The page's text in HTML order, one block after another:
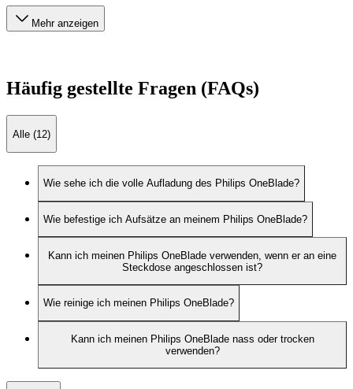
Mehr anzeigen
Häufig gestellte Fragen (FAQs)
Alle (12)
Wie sehe ich die volle Aufladung des Philips OneBlade?
Wie befestige ich Aufsätze an meinem Philips OneBlade?
Kann ich meinen Philips OneBlade verwenden, wenn er an eine
Steckdose angeschlossen ist?
Wie reinige ich meinen Philips OneBlade?
Kann ich meinen Philips OneBlade nass oder trocken
verwenden?